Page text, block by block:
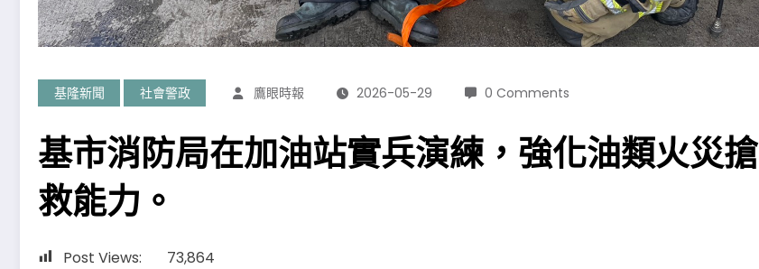
基隆新聞 社會警政 鷹眼時報 2026-05-29 0 Comments
基市消防局在加油站實兵演練，強化油類火災搶
救能力。
Post Views: 73,864